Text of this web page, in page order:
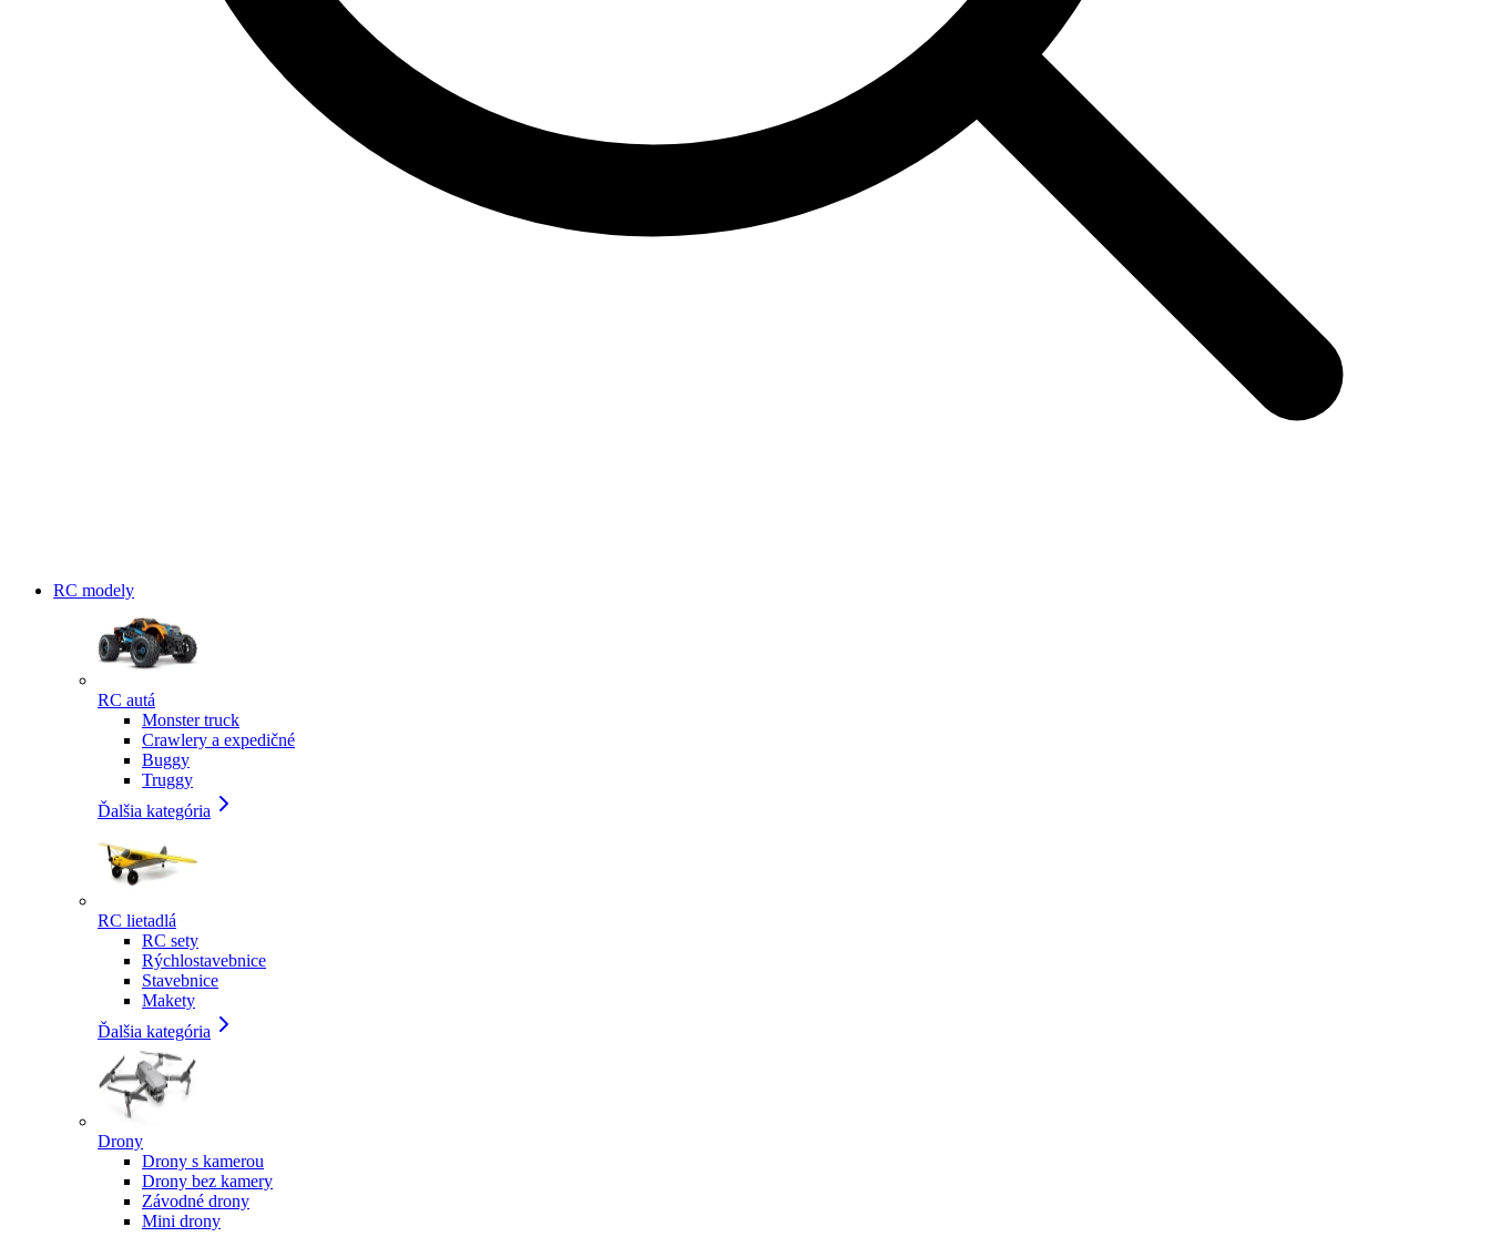
RC modely
RC autá
Monster truck
Crawlery a expedičné
Buggy
Truggy
Ďalšia kategória
RC lietadlá
RC sety
Rýchlostavebnice
Stavebnice
Makety
Ďalšia kategória
Drony
Drony s kamerou
Drony bez kamery
Závodné drony
Mini drony